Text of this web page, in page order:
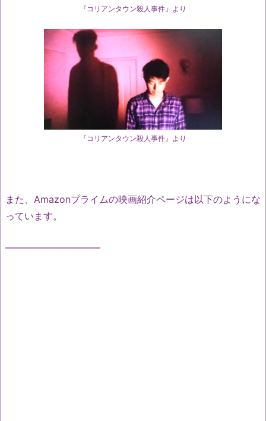
『コリアンタウン殺人事件』より
『コリアンタウン殺人事件』より
また、Amazonプライムの映画紹介ページは以下のようにな
っています。
——————————